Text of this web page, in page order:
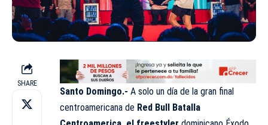
SHARE
Santo Domingo.- A solo un día de la gran final
centroamericana de Red Bull Batalla